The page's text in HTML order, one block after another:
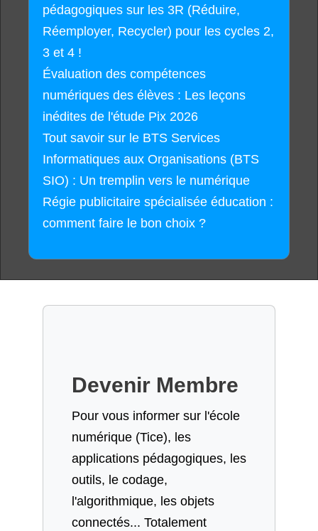
pédagogiques sur les 3R (Réduire,
Réemployer, Recycler) pour les cycles 2,
3 et 4 !
Évaluation des compétences
numériques des élèves : Les leçons
inédites de l'étude Pix 2026
Tout savoir sur le BTS Services
Informatiques aux Organisations (BTS
SIO) : Un tremplin vers le numérique
Régie publicitaire spécialisée éducation :
comment faire le bon choix ?
Devenir Membre
Pour vous informer sur l'école
numérique (Tice), les
applications pédagogiques, les
outils, le codage,
l'algorithmique, les objets
connectés... Totalement